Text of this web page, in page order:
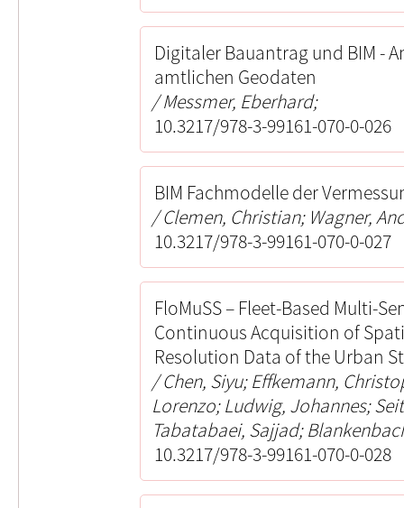
Digitaler Bauantrag und BIM -
amtlichen Geodaten
Messmer, Eberhard;
10.3217/978-3-99161-070-0-026
BIM Fachmodelle der
Clemen, Christian; Wagner,
10.3217/978-3-99161-070-0-027
FloMuSS – Fleet-Based Multi-
Continuous Acquisition of
Resolution Data of the Urban
Chen, Siyu; Effkemann,
Lorenzo; Ludwig, Johannes;
Tabatabaei, Sajjad;
10.3217/978-3-99161-070-0-028